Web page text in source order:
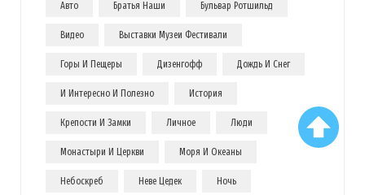
Авто Братья Наши Бульвар Ротшильд
Видео Выставки Музеи Фестивали
Горы И Пещеры Дизенгофф Дождь И Снег
И Интересно И Полезно История
Крепости И Замки Личное Люди
Монастыри И Церкви Моря И Океаны
Небоскреб Неве Цедек Ночь